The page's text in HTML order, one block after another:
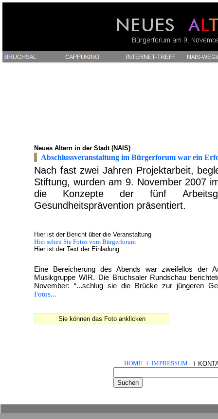
Neues Altern in der Stadt (NAIS)
Abschlussveranstaltung im Bürgerforum war ein
Nach fast zwei Jahren Projektarbeit,
Stiftung, wurden am 9. November 2007
die Konzepte der fünf
Gesundheitsprävention präsentiert.
Hier ist der Bericht über die Veranstaltung
Hier sehen Sie Fotos vom Bürgerforum
Hier ist der Text der Einladung
Eine Bereicherung des Abends war zweifellos der
Musikgruppe WIR. Die Bruchsaler Rundschau
November: “...schlug sie die Brücke zur jüngeren
Fotos...
Sie können das Foto anklicken
HOME | IMPRESSUM |